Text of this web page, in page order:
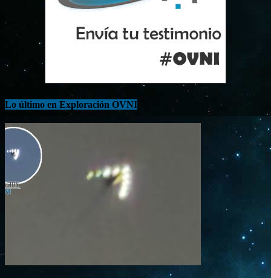
Lo último en Exploración OVNI